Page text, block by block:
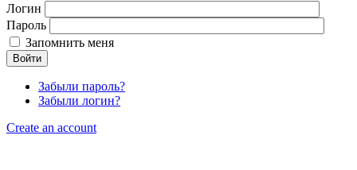
Логин
Пароль
Запомнить меня
Войти
Забыли пароль?
Забыли логин?
Create an account